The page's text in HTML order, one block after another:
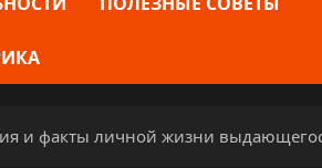
и факты личной жизни